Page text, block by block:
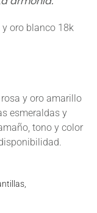
oro blanco 18k
y oro amarillo
esmeraldas y
tono y color